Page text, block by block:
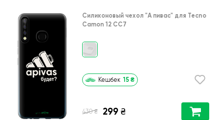
Силиконовый чехол "А пивас" для Tecno
Camon 12 CC7
Кешбек 15 ₴
430 ₴ 299 ₴